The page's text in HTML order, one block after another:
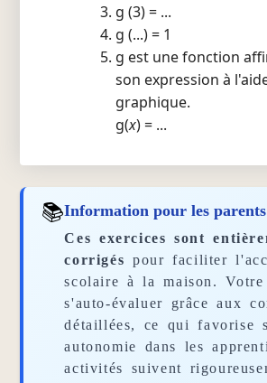
g (3) = ...
g (...) = 1
g est une fonction
son expression à
graphique.
g(x) = ...
📚Information pour les parents
Ces exercices sont
corrigés pour faciliter
scolaire à la maison.
s'auto-évaluer grâce aux
détaillées, ce qui favorise
autonomie dans les
activités suivent